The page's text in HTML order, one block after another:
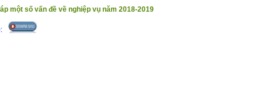
một số vấn đề về nghiệp vụ năm 2018-2019